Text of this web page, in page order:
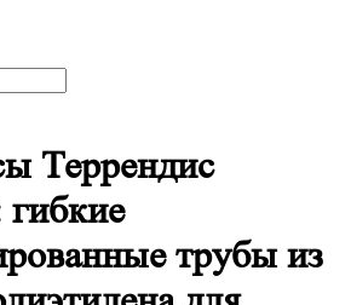
Террендис
трубы из